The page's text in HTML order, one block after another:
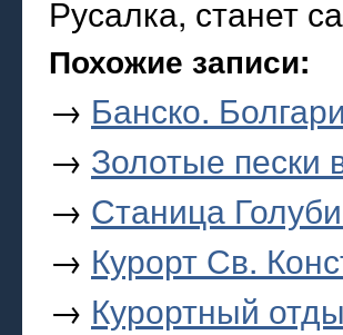
Русалка, станет
Похожие записи:
→ Банско.
→ Золотые пески
→ Станица
→ Курорт Св.
→ Курортный